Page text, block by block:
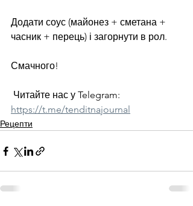
Додати соус (майонез + сметана +
часник + перець) і загорнути в рол.
Смачного!
Читайте нас у Telegram:
https://t.me/tenditnajournal
Рецепти